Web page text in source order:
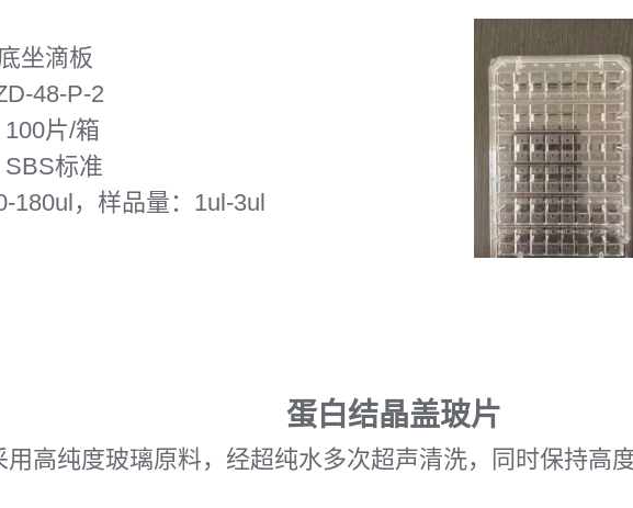
坐滴板
48-P-2
片/箱
标准
180ul，样品量：1ul-3ul
蛋白结晶盖玻片
用高纯度玻璃原料，经超纯水多次超声清洗，同时保持高